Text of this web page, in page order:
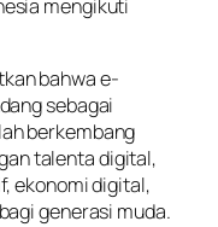
mengikuti
bahwa e-
sebagai
berkembang
talenta digital,
ekonomi digital,
generasi muda.